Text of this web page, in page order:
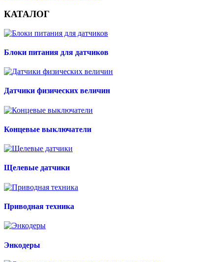
КАТАЛОГ
Блоки питания для датчиков
Датчики физических величин
Концевые выключатели
Щелевые датчики
Приводная техника
Энкодеры